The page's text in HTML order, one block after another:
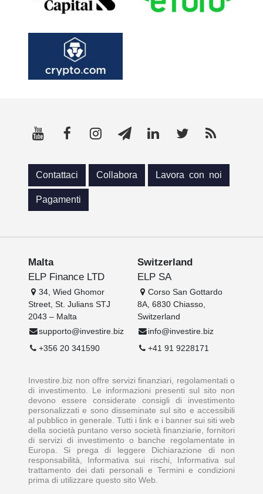
Contattaci Collabora Lavora con noi
Pagamenti
Malta
ELP Finance LTD
34, Wied Ghomor
Street, St. Julians STJ
2043 – Malta
supporto@investire.biz
+356 20 341590
Switzerland
ELP SA
Corso San Gottardo
8A, 6830 Chiasso,
Switzerland
info@investire.biz
+41 91 9228171
Investire.biz non offre servizi finanziari, regolamentati o
di investimento. Le informazioni presenti sul sito non
devono essere considerate consigli di investimento
personalizzati e sono disseminate sul sito e accessibili
al pubblico in generale. Tutti i link e i banner sui siti web
della società puntano verso società finanziarie, fornitori
di servizi di investimento o banche regolamentate in
Europa. Si prega di leggere Dichiarazione di non
responsabilità, Informativa sui rischi, Informativa sul
trattamento dei dati personali e Termini e condizioni
prima di utilizzare questo sito Web.